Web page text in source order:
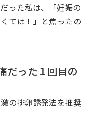
った私は、「妊娠の
ては！」と焦ったの
だった１回目の
の排卵誘発法を推奨